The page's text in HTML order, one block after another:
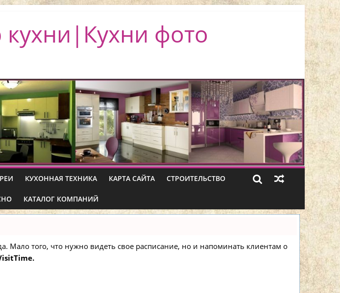
фото
КУХОННАЯ ТЕХНИКА КАРТА САЙТА СТРОИТЕЛЬСТВО
КАТАЛОГ КОМПАНИЙ
Мало того, что нужно видеть свое расписание, но и напоминать клиентам о